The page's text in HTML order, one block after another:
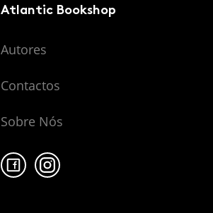
Atlantic Bookshop
Autores
Contactos
Sobre Nós